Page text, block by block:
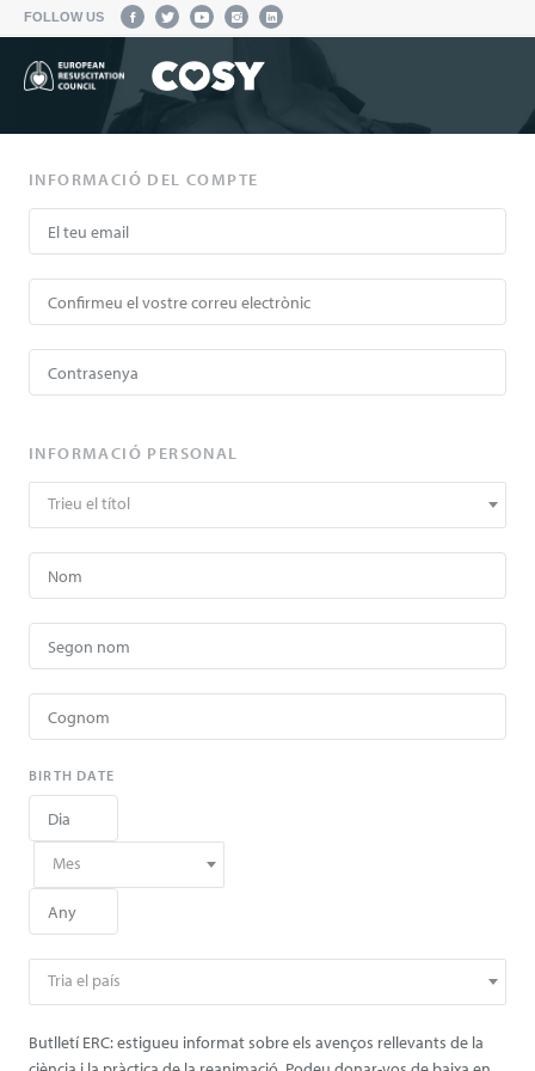
FOLLOW US
INFORMACIÓ DEL COMPTE
INFORMACIÓ PERSONAL
Trieu el títol
BIRTH DATE
Mes
Tria el país
Butlletí ERC: estigueu informat sobre els avenços rellevants de la